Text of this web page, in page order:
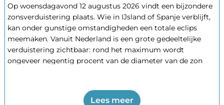
Op woensdagavond 12 augustus 2026 vindt een bijzondere
zonsverduistering plaats. Wie in IJsland of Spanje verblijft,
kan onder gunstige omstandigheden een totale eclips
meemaken. Vanuit Nederland is een grote gedeeltelijke
verduistering zichtbaar: rond het maximum wordt
ongeveer negentig procent van de diameter van de zon
hoogtepunt. Omdat de zon dan laag staat, is vrij uitzicht
Lees meer